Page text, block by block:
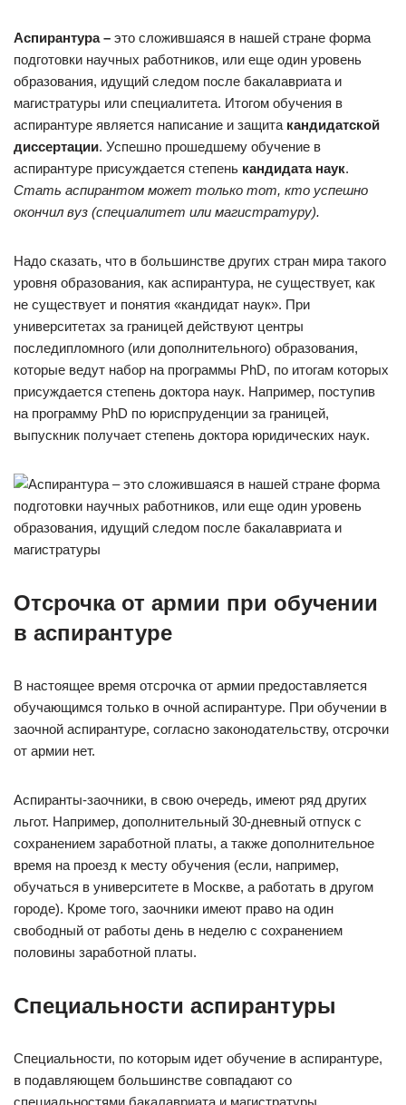
Аспирантура – это сложившаяся в нашей стране форма
подготовки научных работников, или еще один уровень
образования, идущий следом после бакалавриата и
магистратуры или специалитета. Итогом обучения в
аспирантуре является написание и защита кандидатской
диссертации. Успешно прошедшему обучение в
аспирантуре присуждается степень кандидата наук.
Стать аспирантом может только тот, кто успешно
окончил вуз (специалитет или магистратуру).
Надо сказать, что в большинстве других стран мира такого
уровня образования, как аспирантура, не существует, как
не существует и понятия «кандидат наук». При
университетах за границей действуют центры
последипломного (или дополнительного) образования,
которые ведут набор на программы PhD, по итогам которых
присуждается степень доктора наук. Например, поступив
на программу PhD по юриспруденции за границей,
выпускник получает степень доктора юридических наук.
Отсрочка от армии при обучении
в аспирантуре
В настоящее время отсрочка от армии предоставляется
обучающимся только в очной аспирантуре. При обучении в
заочной аспирантуре, согласно законодательству, отсрочки
от армии нет.
Аспиранты-заочники, в свою очередь, имеют ряд других
льгот. Например, дополнительный 30-дневный отпуск с
сохранением заработной платы, а также дополнительное
время на проезд к месту обучения (если, например,
обучаться в университете в Москве, а работать в другом
городе). Кроме того, заочники имеют право на один
свободный от работы день в неделю с сохранением
половины заработной платы.
Специальности аспирантуры
Специальности, по которым идет обучение в аспирантуре,
в подавляющем большинстве совпадают со
специальностями бакалавриата и магистратуры.